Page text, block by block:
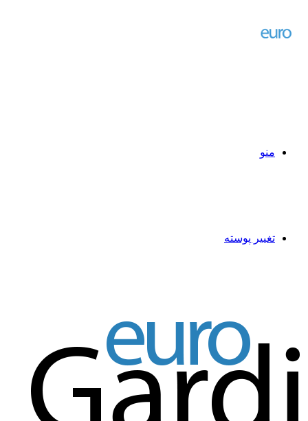
منو
تغییر پوسته